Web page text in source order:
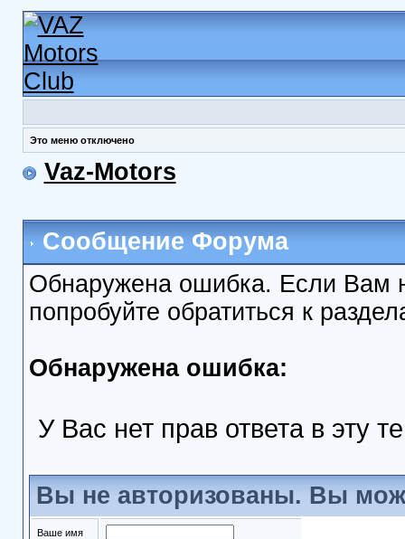
Это меню отключено
Vaz-Motors
Сообщение Форума
Обнаружена ошибка. Если Вам
попробуйте обратиться к
Обнаружена ошибка:
У Вас нет прав ответа в эту
Вы не авторизованы. Вы
Ваше имя